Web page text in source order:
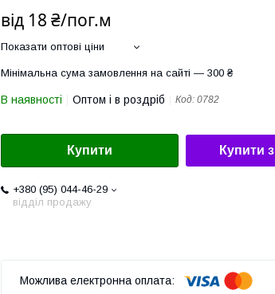
від 18 ₴/пог.м
Показати оптові ціни
Мінімальна сума замовлення на сайті — 300 ₴
В наявності Оптом і в роздріб Код: 0782
Купити Купити з
+380 (95) 044-46-29
відділ продажу